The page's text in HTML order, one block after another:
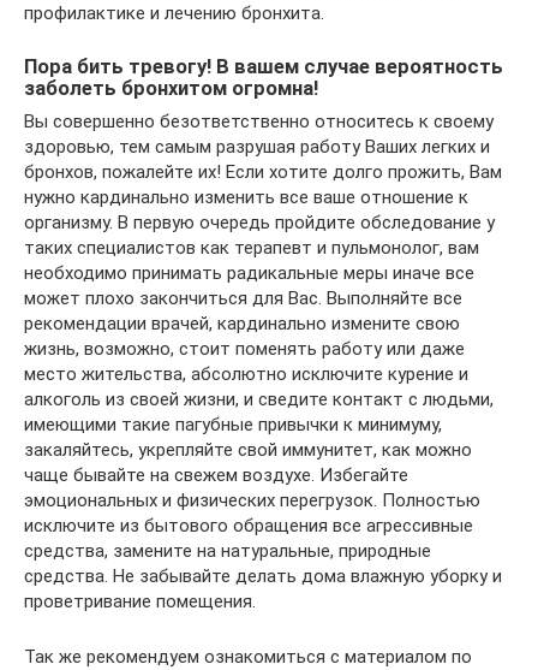
профилактике и лечению бронхита.
Пора бить тревогу! В вашем случае вероятность
заболеть бронхитом огромна!
Вы совершенно безответственно относитесь к своему
здоровью, тем самым разрушая работу Ваших легких и
бронхов, пожалейте их! Если хотите долго прожить, Вам
нужно кардинально изменить все ваше отношение к
организму. В первую очередь пройдите обследование у
таких специалистов как терапевт и пульмонолог, вам
необходимо принимать радикальные меры иначе все
может плохо закончиться для Вас. Выполняйте все
рекомендации врачей, кардинально измените свою
жизнь, возможно, стоит поменять работу или даже
место жительства, абсолютно исключите курение и
алкоголь из своей жизни, и сведите контакт с людьми,
имеющими такие пагубные привычки к минимуму,
закаляйтесь, укрепляйте свой иммунитет, как можно
чаще бывайте на свежем воздухе. Избегайте
эмоциональных и физических перегрузок. Полностью
исключите из бытового обращения все агрессивные
средства, замените на натуральные, природные
средства. Не забывайте делать дома влажную уборку и
проветривание помещения.
Так же рекомендуем ознакомиться с материалом по